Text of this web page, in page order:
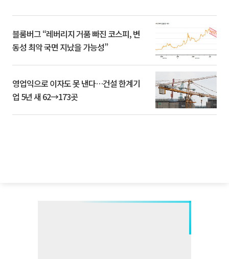
블룸버그 “레버리지 거품 빠진 코스피, 변
동성 최악 국면 지났을 가능성”
영업익으로 이자도 못 낸다…건설 한계기
업 5년 새 62→173곳